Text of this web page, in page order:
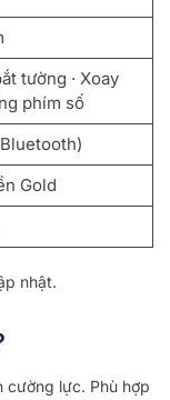
tường · Xoay
phím số
Gold
nhật.
cường lực. Phù hợp